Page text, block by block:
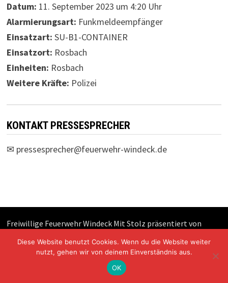
Datum: 11. September 2023 um 4:20 Uhr
Alarmierungsart: Funkmeldeempfänger
Einsatzart: SU-B1-CONTAINER
Einsatzort: Rosbach
Einheiten: Rosbach
Weitere Kräfte: Polizei
KONTAKT PRESSESPRECHER
✉ pressesprecher@feuerwehr-windeck.de
Freiwillige Feuerwehr Windeck Mit Stolz präsentiert von
Diese Website benutzt Cookies. Wenn du die Website weiter
nutzt, gehen wir von deinem Einverständnis aus.
OK